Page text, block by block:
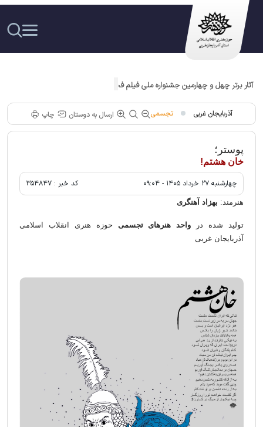
پرده سینما می‌روند
آذربایجان غربی تجسمی ارسال به دوستان چاپ
پوستر؛
خان هشتم!
چهارشنبه ۲۷ خرداد ۱۴۰۵ - ۰۹:۰۴ کد خبر :
هنرمند: بهزاد آهنگری
تولید شده در واحد هنرهای تجسمی حوزه هنری انقلاب اسلامی
آذربایجان غربی